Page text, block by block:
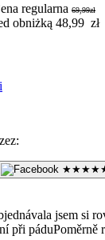
regularna 69,99zł
obniżką 48,99 zł
★★★★
jsem si
při